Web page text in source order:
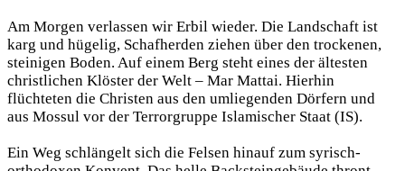
Am Morgen verlassen wir Erbil wieder. Die Landschaft ist
karg und hügelig, Schafherden ziehen über den trockenen,
steinigen Boden. Auf einem Berg steht eines der ältesten
christlichen Klöster der Welt – Mar Mattai. Hierhin
flüchteten die Christen aus den umliegenden Dörfern und
aus Mossul vor der Terrorgruppe Islamischer Staat (IS).
Ein Weg schlängelt sich die Felsen hinauf zum syrisch-